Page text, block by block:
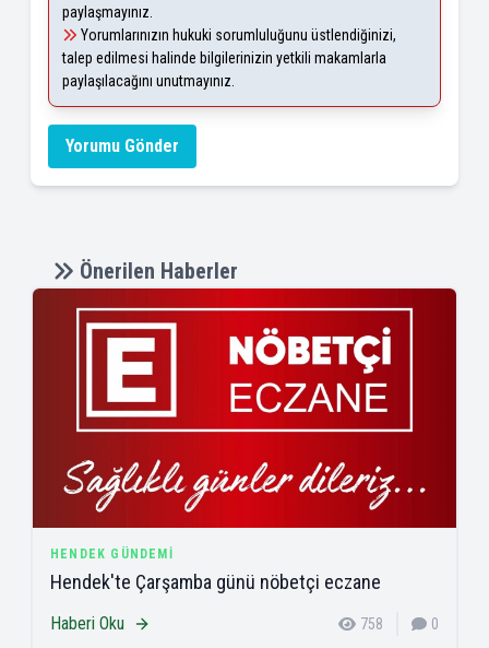
paylaşmayınız.
Yorumlarınızın hukuki sorumluluğunu üstlendiğinizi,
talep edilmesi halinde bilgilerinizin yetkili makamlarla
paylaşılacağını unutmayınız.
Yorumu Gönder
Önerilen Haberler
HENDEK GÜNDEMI
Hendek'te Çarşamba günü nöbetçi eczane
Haberi Oku 758 0